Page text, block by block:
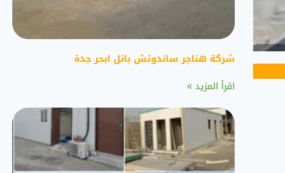
شركة هناجر ساندوتش بانل ابحر جدة
اقرأ المزيد »